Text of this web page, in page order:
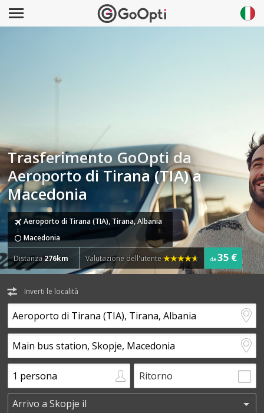
Trasferimento GoOpti da
Aeroporto di Tirana (TIA) a
Macedonia
Aeroporto di Tirana (TIA), Tirana, Albania
Macedonia
Distanza276km Valutazione dell'utente da 35 €
Inverti le località
Ritorno